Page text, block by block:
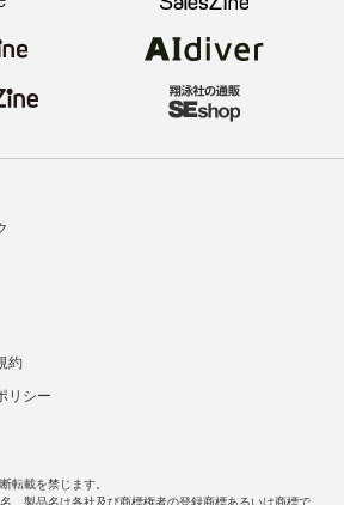
約
リシー
転載を禁じます。
、製品名は各社及び商標権者の登録商標あるいは商標で